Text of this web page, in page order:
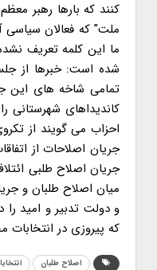
ملت” که فعالان
شده است: خبرها از
تمامی شاخه های این
کاندیداهای شهرستانی
احزاب می گویند از
جریان اصلاح طلبی
و دولت تدبیر و امید
که پیروزی در
اصلاح طلبان